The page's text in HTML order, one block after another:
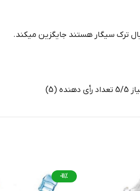
ترک سیگار هستند جایگزین میکند.
(5)
-11%